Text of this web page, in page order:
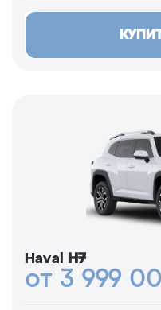
Haval H7
от 3 999